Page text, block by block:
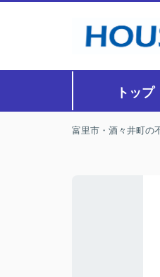
トップ
富里市・酒々井町の